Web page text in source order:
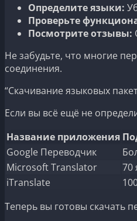
Определите языки:
Проверьте
Посмотрите отзывы:
Не забудьте, что многие
соединения.
“Скачивание языковых
Если вы всё ещё не
Название приложения
Google Переводчик
Microsoft Translator
70
iTranslate
Теперь вы готовы скачать